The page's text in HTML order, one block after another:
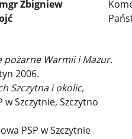
Zbigniew
pożarne Warmii i Mazur.
2006.
Szczytna i okolic,
Szczytnie, Szczytno
PSP w Szczytnie